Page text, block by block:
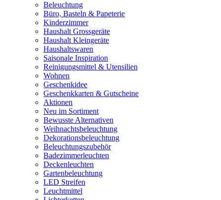
Beleuchtung
Büro, Basteln & Papeterie
Kinderzimmer
Haushalt Grossgeräte
Haushalt Kleingeräte
Haushaltswaren
Saisonale Inspiration
Reinigungsmittel & Utensilien
Wohnen
Geschenkidee
Geschenkkarten & Gutscheine
Aktionen
Neu im Sortiment
Bewusste Alternativen
Weihnachtsbeleuchtung
Dekorationsbeleuchtung
Beleuchtungszubehör
Badezimmerleuchten
Deckenleuchten
Gartenbeleuchtung
LED Streifen
Leuchtmittel